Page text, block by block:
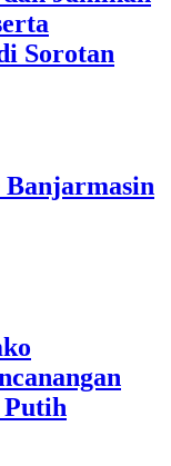
Sorotan
Banjarmasin
Putih